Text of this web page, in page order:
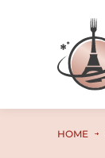
HOME